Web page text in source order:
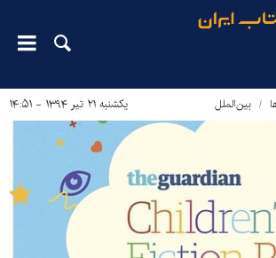
بین‌الملل یکشنبه ۲۱ تیر ۱۳۹۴ - ۱۴:۵۱